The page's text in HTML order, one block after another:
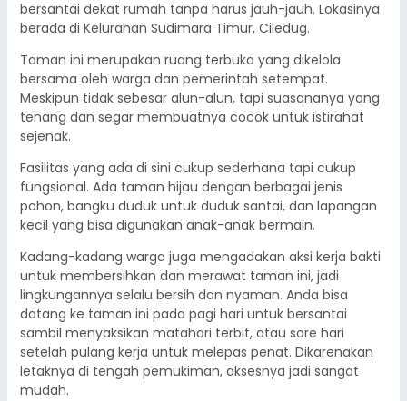
bersantai dekat rumah tanpa harus jauh-jauh. Lokasinya
berada di Kelurahan Sudimara Timur, Ciledug.
Taman ini merupakan ruang terbuka yang dikelola
bersama oleh warga dan pemerintah setempat.
Meskipun tidak sebesar alun-alun, tapi suasananya yang
tenang dan segar membuatnya cocok untuk istirahat
sejenak.
Fasilitas yang ada di sini cukup sederhana tapi cukup
fungsional. Ada taman hijau dengan berbagai jenis
pohon, bangku duduk untuk duduk santai, dan lapangan
kecil yang bisa digunakan anak-anak bermain.
Kadang-kadang warga juga mengadakan aksi kerja bakti
untuk membersihkan dan merawat taman ini, jadi
lingkungannya selalu bersih dan nyaman. Anda bisa
datang ke taman ini pada pagi hari untuk bersantai
sambil menyaksikan matahari terbit, atau sore hari
setelah pulang kerja untuk melepas penat. Dikarenakan
letaknya di tengah pemukiman, aksesnya jadi sangat
mudah.